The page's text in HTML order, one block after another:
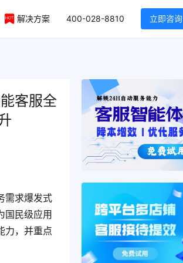
解决方案 400-028-8810 立即咨询
客服全
需求爆发式
国民级应用
力，并重点